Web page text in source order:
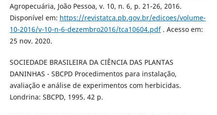
Agropecuária, João Pessoa, v. 10, n. 6, p. 21-26, 2016.
Disponível em: https://revistatca.pb.gov.br/edicoes/volume-
10-2016/v-10-n-6-dezembro2016/tca10604.pdf. Acesso em:
25 nov. 2020.
SOCIEDADE BRASILEIRA DA CIÊNCIA DAS PLANTAS
DANINHAS - SBCPD Procedimentos para instalação,
avaliação e análise de experimentos com herbicidas.
Londrina: SBCPD, 1995. 42 p.